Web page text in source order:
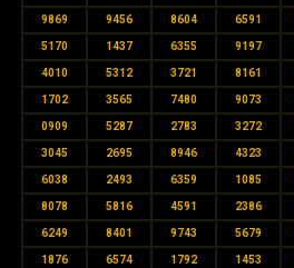
9869 9456 8604 6591
5170 1437 6355 9197
4010 5312 3721 8161
1702 3565 7480 9073
0909 5287 2783 3272
3045 2695 8946 4323
6038 2493 6359 1085
8078 5816 4591 2386
6249 8401 9743 5679
1876 6574 1792 1453